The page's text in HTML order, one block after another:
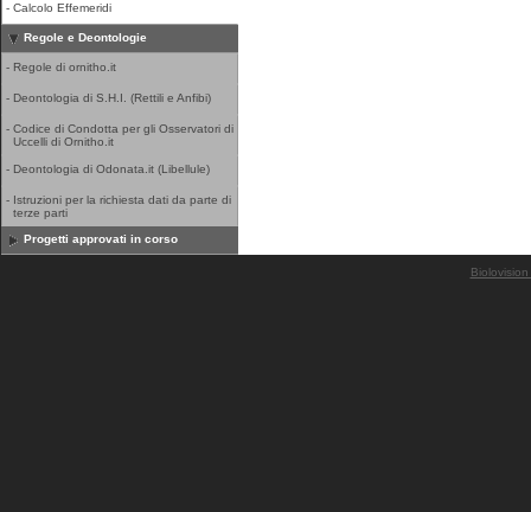
- Calcolo Effemeridi
Regole e Deontologie
- Regole di ornitho.it
- Deontologia di S.H.I. (Rettili e Anfibi)
- Codice di Condotta per gli Osservatori di
Uccelli di Ornitho.it
- Deontologia di Odonata.it (Libellule)
- Istruzioni per la richiesta dati da parte di
terze parti
Progetti approvati in corso
Biolovision